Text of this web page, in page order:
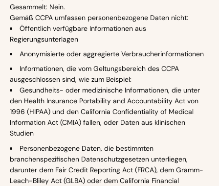
Gesammelt: Nein.
Gemäß CCPA umfassen personenbezogene Daten nicht:
Öffentlich verfügbare Informationen aus
Regierungsunterlagen
Anonymisierte oder aggregierte Verbraucherinformationen
Informationen, die vom Geltungsbereich des CCPA
ausgeschlossen sind, wie zum Beispiel:
Gesundheits- oder medizinische Informationen, die unter
den Health Insurance Portability and Accountability Act von
1996 (HIPAA) und den California Confidentiality of Medical
Information Act (CMIA) fallen, oder Daten aus klinischen
Studien
Personenbezogene Daten, die bestimmten
branchenspezifischen Datenschutzgesetzen unterliegen,
darunter dem Fair Credit Reporting Act (FRCA), dem Gramm-
Leach-Bliley Act (GLBA) oder dem California Financial